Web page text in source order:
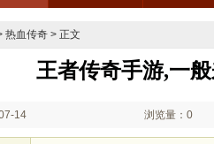
热血传奇 > 正文
王者传奇手游,一
14 浏览量：0